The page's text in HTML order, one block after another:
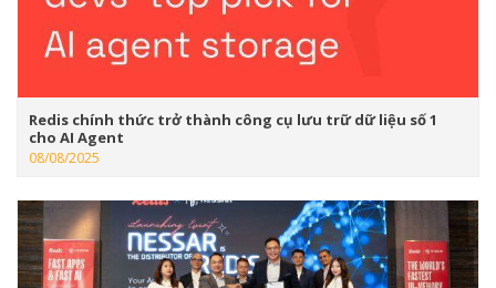
Redis chính thức trở thành công cụ lưu trữ dữ liệu số 1
cho AI Agent
08/08/2025